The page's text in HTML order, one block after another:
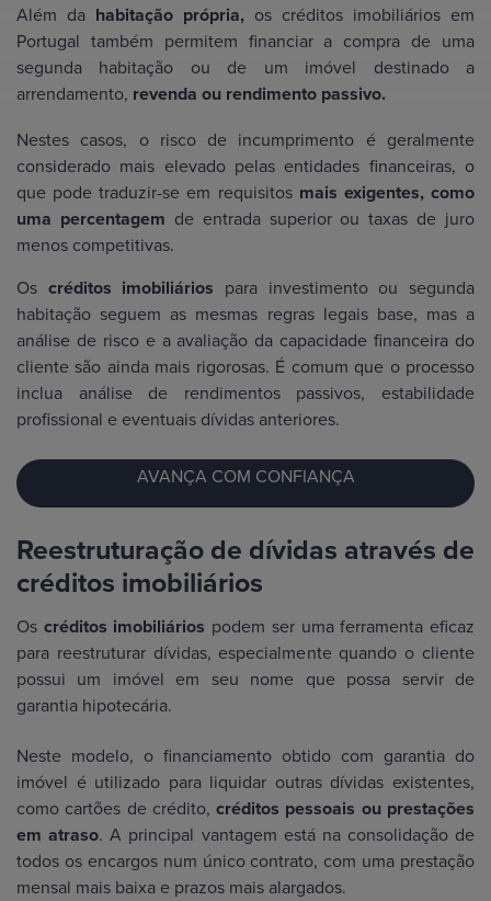
Além da habitação própria, os créditos imobiliários em
Portugal também permitem financiar a compra de uma
segunda habitação ou de um imóvel destinado a
arrendamento, revenda ou rendimento passivo.
Nestes casos, o risco de incumprimento é geralmente
considerado mais elevado pelas entidades financeiras, o
que pode traduzir-se em requisitos mais exigentes, como
uma percentagem de entrada superior ou taxas de juro
menos competitivas.
Os créditos imobiliários para investimento ou segunda
habitação seguem as mesmas regras legais base, mas a
análise de risco e a avaliação da capacidade financeira do
cliente são ainda mais rigorosas. É comum que o processo
inclua análise de rendimentos passivos, estabilidade
profissional e eventuais dívidas anteriores.
AVANÇA COM CONFIANÇA
Reestruturação de dívidas através de
créditos imobiliários
Os créditos imobiliários podem ser uma ferramenta eficaz
para reestruturar dívidas, especialmente quando o cliente
possui um imóvel em seu nome que possa servir de
garantia hipotecária.
Neste modelo, o financiamento obtido com garantia do
imóvel é utilizado para liquidar outras dívidas existentes,
como cartões de crédito, créditos pessoais ou prestações
em atraso. A principal vantagem está na consolidação de
todos os encargos num único contrato, com uma prestação
mensal mais baixa e prazos mais alargados.